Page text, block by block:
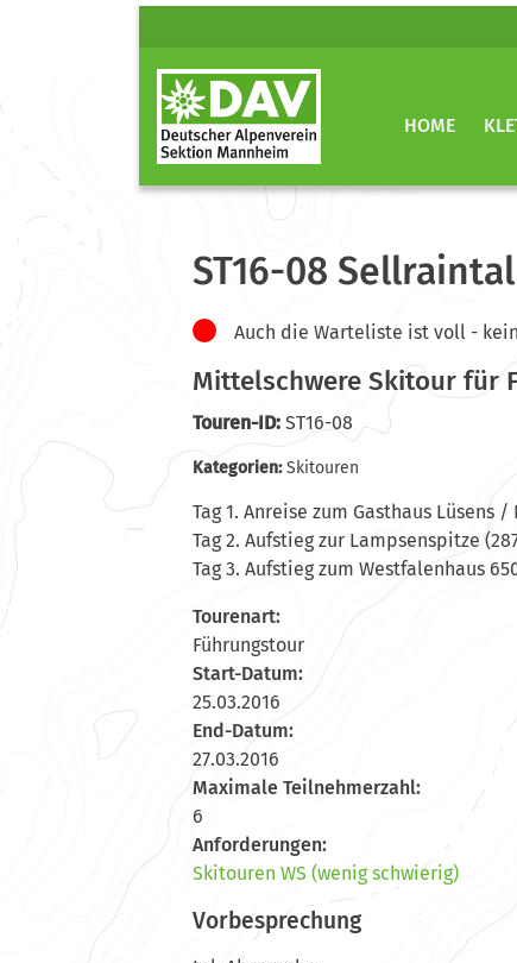
HOME
ST16-08 Sellraintal
Auch die Warteliste ist voll -
Mittelschwere Skitour für
Touren-ID: ST16-08
Kategorien:Skitouren
Tag 1. Anreise zum Gasthaus Lüsens /
Tag 2. Aufstieg zur Lampsenspitze
Tag 3. Aufstieg zum Westfalenhaus
Tourenart:
Führungstour
Start-Datum:
25.03.2016
End-Datum:
27.03.2016
Maximale Teilnehmerzahl:
6
Anforderungen:
Skitouren WS (wenig schwierig)
Vorbesprechung